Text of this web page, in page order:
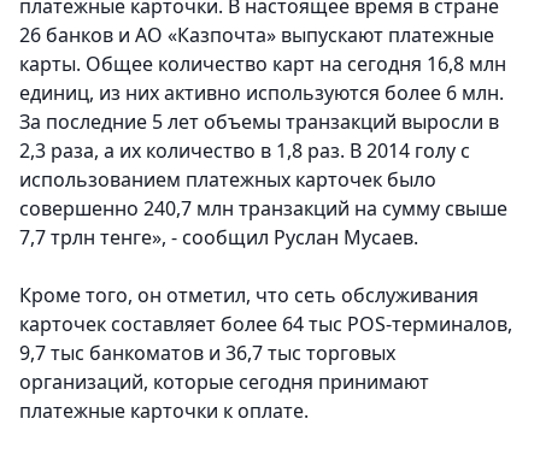
платежные карточки. В настоящее время в стране
26 банков и АО «Казпочта» выпускают платежные
карты. Общее количество карт на сегодня 16,8 млн
единиц, из них активно используются более 6 млн.
За последние 5 лет объемы транзакций выросли в
2,3 раза, а их количество в 1,8 раз. В 2014 голу с
использованием платежных карточек было
совершенно 240,7 млн транзакций на сумму свыше
7,7 трлн тенге», - сообщил Руслан Мусаев.
Кроме того, он отметил, что сеть обслуживания
карточек составляет более 64 тыс POS-терминалов,
9,7 тыс банкоматов и 36,7 тыс торговых
организаций, которые сегодня принимают
платежные карточки к оплате.